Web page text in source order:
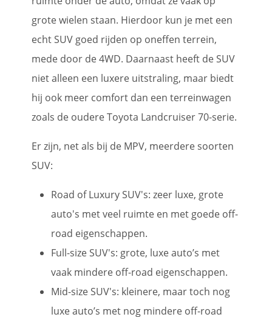
grote wielen staan. Hierdoor kun je met een
echt SUV goed rijden op oneffen terrein,
mede door de 4WD. Daarnaast heeft de SUV
niet alleen een luxere uitstraling, maar biedt
hij ook meer comfort dan een terreinwagen
zoals de oudere Toyota Landcruiser 70-serie.
Er zijn, net als bij de MPV, meerdere soorten
SUV:
Road of Luxury SUV's: zeer luxe, grote
auto's met veel ruimte en met goede off-
road eigenschappen.
Full-size SUV's: grote, luxe auto’s met
vaak mindere off-road eigenschappen.
Mid-size SUV's: kleinere, maar toch nog
luxe auto’s met nog mindere off-road